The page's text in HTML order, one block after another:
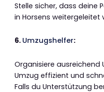
Stelle sicher, dass deine
in Horsens weitergeleitet
6. Umzugshelfer:
Organisiere ausreichend
Umzug effizient und
Falls du Unterstützung